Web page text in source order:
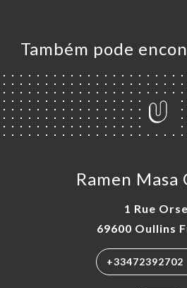
Também pode
Ramen Masa
1 Rue
69600 Oullins
+33472392702